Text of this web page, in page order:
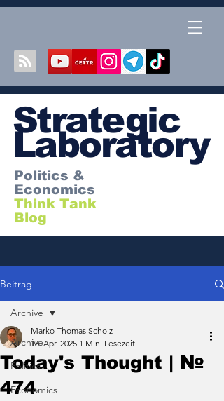
Strategic
Laboratory
Politics &
Economics
Think Tank
Blog
Beitrag
Archive
Politics
Economics
Archive
Today's Thought | №
474
Marko Thomas Scholz
18. Apr. 2025 1 Min. Lesezeit